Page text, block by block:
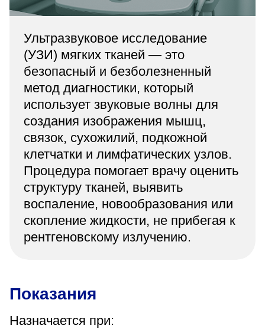
Ленинский лесхоз, квартал 67
08:00–16:45
перерыв 12:00–12:30
Пятница
08:00–15:45
перерыв 12:00–12:30
Администратор
+7 (4742) 72-73-31
Версия для слабовидящих
Ультразвуковое исследование
(УЗИ) мягких тканей — это
безопасный и безболезненный
метод диагностики, который
использует звуковые волны для
создания изображения мышц,
связок, сухожилий, подкожной
клетчатки и лимфатических узлов.
Процедура помогает врачу оценить
структуру тканей, выявить
воспаление, новообразования или
скопление жидкости, не прибегая к
рентгеновскому излучению.
Показания
Назначается при: